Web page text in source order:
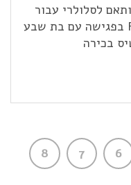
לסלולרי עבור
סטודיו פילאטיס – Flow Pilates בפגישה עם בת שבע
בכירה
6
7
8